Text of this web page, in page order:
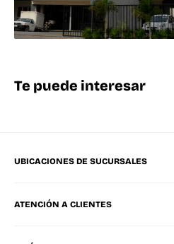
Te puede interesar
UBICACIONES DE SUCURSALES
Mérida Sucursal Oriente
ATENCIÓN A CLIENTES